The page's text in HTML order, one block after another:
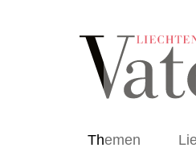
Themen